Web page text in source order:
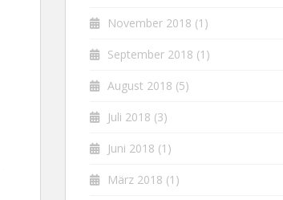
November 2018 (1)
September 2018 (1)
August 2018 (5)
Juli 2018 (3)
Juni 2018 (1)
März 2018 (1)